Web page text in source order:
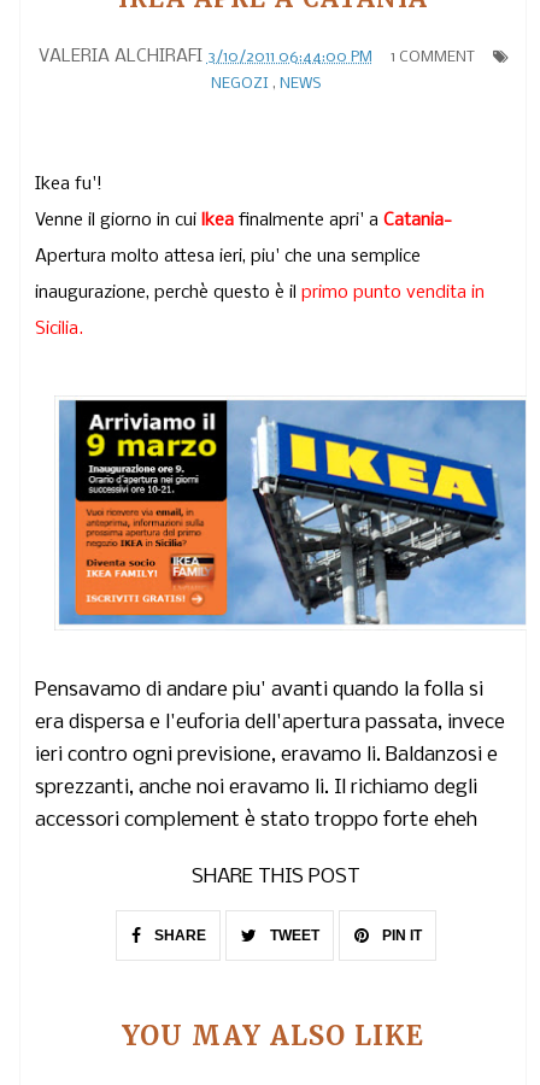
VALERIA ALCHIRAFI 3/10/2011 06:44:00 PM
1 COMMENT
NEGOZI , NEWS
Ikea fu'!
Venne il giorno in cui lkeafinalmente apri' aCatania-
Apertura molto attesa ieri, piu' che una semplice
inaugurazione, perchè questo è ilprimo punto vendita in
Sicilia.
Pensavamo di andare piu' avanti quando la folla si
era dispersa e l'euforia dell'apertura passata, invece
ieri contro ogni previsione, eravamo li. Baldanzosi e
sprezzanti, anche noi eravamo li. Il richiamo degli
accessori complement è stato troppo forte eheh
SHARE THIS POST
SHARE TWEET PIN IT
YOU MAY ALSO LIKE